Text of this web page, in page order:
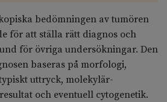
bedömningen av tumören
för att ställa rätt diagnos och
för övriga undersökningar. Den
baseras på morfologi,
uttryck, molekylär-
och eventuell cytogenetik.